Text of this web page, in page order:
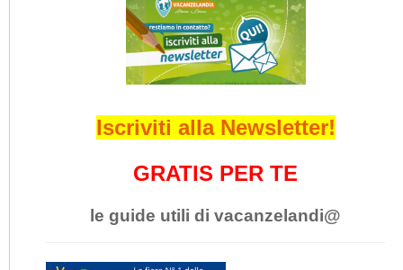
Iscriviti alla Newsletter!
GRATIS PER TE
le guide utili di vacanzelandi@